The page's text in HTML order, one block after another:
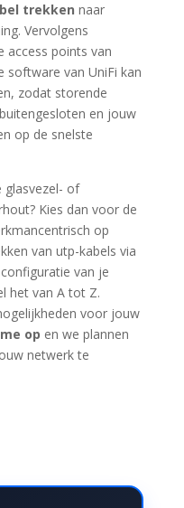
trekken naar
Vervolgens
access points van
software van UniFi kan
zodat storende
en jouw
op de snelste
glasvezel- of
Kies dan voor de
op
van utp-kabels via
van je
het van A tot Z.
voor jouw
op en we plannen
netwerk te